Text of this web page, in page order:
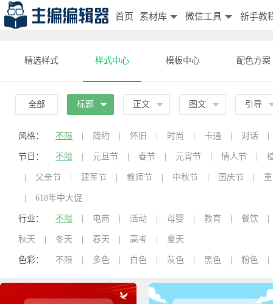
首页 素材库 微信工具 新手教
精选样式 样式中心 模板中心 配色方案
全部 标题 正文 图文 引导
风格： 不限 简约 怀旧 时尚 卡通 对话
节日： 不限 元旦节 春节 元宵节 情人节
父亲节 建军节 教师节 中秋节 国庆节
618年中大促
行业： 不限 电商 活动 母婴 教育 餐饮
秋天 冬天 春天 高考 夏天
色彩： 不限 多色 白色 灰色 黑色 粉色